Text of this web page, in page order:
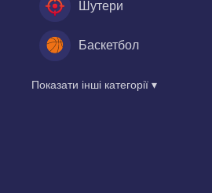
Шутери
Баскетбол
Показати інші категорії ▾